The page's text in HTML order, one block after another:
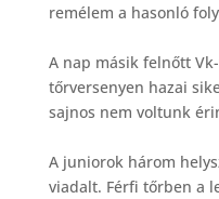
remélem a hasonló
A nap másik felnőtt
tőrversenyen hazai
sajnos nem voltunk
A juniorok három
viadalt. Férfi tőrben a